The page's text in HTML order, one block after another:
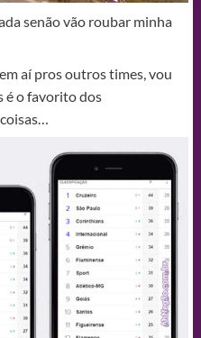
senão vão roubar minha
aí pros outros times, vou
é o favorito dos